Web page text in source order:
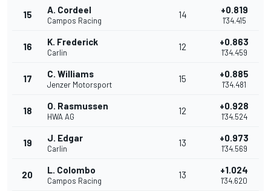
15 A. Cordeel
Campos Racing
14 +0.819
1'34.415
16 K. Frederick
Carlin
12 +0.863
1'34.459
17 C. Williams
Jenzer Motorsport
15 +0.885
1'34.481
18 O. Rasmussen
HWA AG
12 +0.928
1'34.524
19 J. Edgar
Carlin
13 +0.973
1'34.569
20 L. Colombo
Campos Racing
13 +1.024
1'34.620